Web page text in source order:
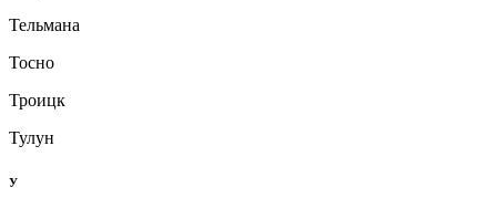
Тельмана
Тосно
Троицк
Тулун
У